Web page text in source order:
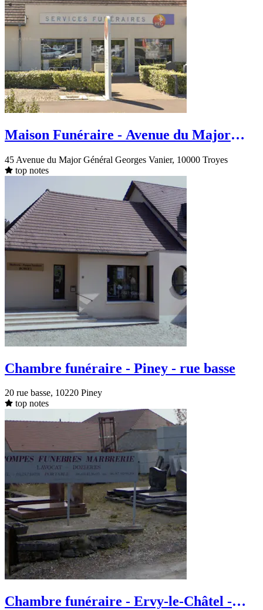
Maison Funéraire - Avenue du Major
45 Avenue du Major Général Georges Vanier, 10000 Troyes
top notes
Chambre funéraire - Piney - rue basse
20 rue basse, 10220 Piney
top notes
Chambre funéraire - Ervy-le-Châtel -